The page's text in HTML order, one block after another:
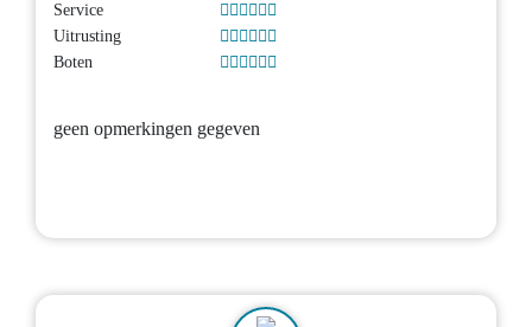
Service
Uitrusting
Boten
geen opmerkingen gegeven